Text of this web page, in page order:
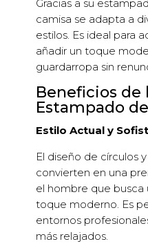
Gracias a su
camisa se adapta a
estilos. Es ideal para
añadir un toque
guardarropa sin
Beneficios de
Estampado
Estilo Actual y
El diseño de círculos
convierten en una
el hombre que busca
toque moderno. Es
entornos
más relajados.